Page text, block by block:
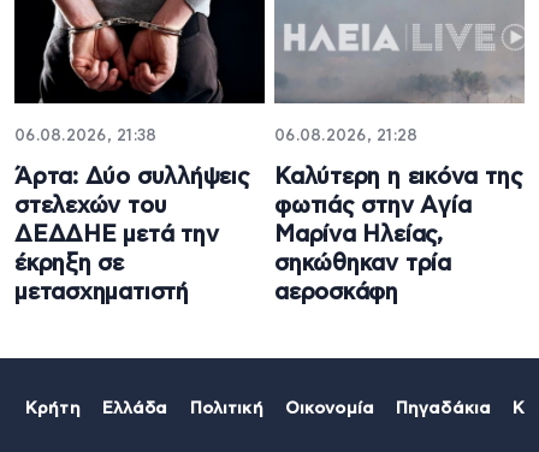
06.08.2026, 21:38
Άρτα: Δύο συλλήψεις
στελεχών του
ΔΕΔΔΗΕ μετά την
έκρηξη σε
μετασχηματιστή
06.08.2026, 21:28
Καλύτερη η εικόνα της
φωτιάς στην Aγία
Μαρίνα Ηλείας,
σηκώθηκαν τρία
αεροσκάφη
Κρήτη Ελλάδα Πολιτική Οικονομία Πηγαδάκια